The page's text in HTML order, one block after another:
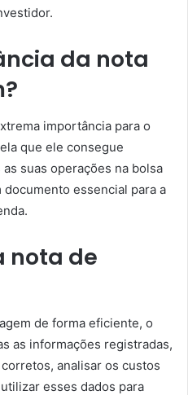
da nota
importância para o
que ele consegue
suas operações na bolsa
essencial para a
nota de
de forma eficiente, o
as informações registradas,
analisar os custos
esses dados para